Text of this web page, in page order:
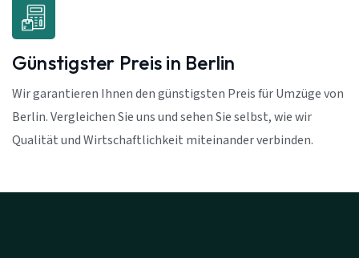
Günstigster Preis in Berlin
Wir garantieren Ihnen den günstigsten Preis für Umzüge von
Berlin. Vergleichen Sie uns und sehen Sie selbst, wie wir
Qualität und Wirtschaftlichkeit miteinander verbinden.